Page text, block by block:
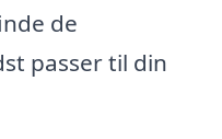
de
passer til din